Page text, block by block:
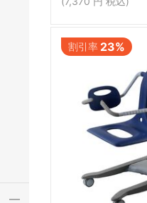
割引率 23%